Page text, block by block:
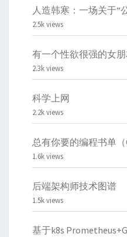
人造韩寒：一场关于“
2.5k views
有一个性欲很强的女
2.3k views
科学上网
2.2k views
总有你要的编程书单（
1.6k views
后端架构师技术图谱
1.5k views
基于k8s